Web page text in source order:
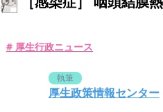
# 厚生行政ニュース
執筆
厚生政策情報センター